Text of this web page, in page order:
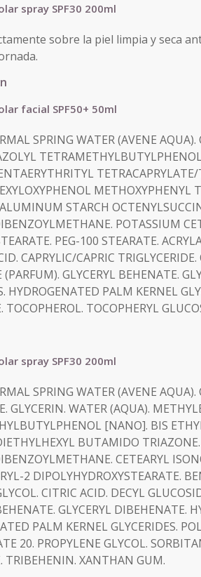
spray SPF30 200ml
sobre la piel limpia y seca
facial SPF50+ 50ml
SPRING WATER (AVENE
STARCH
POTASSIUM
PEG-100 STEARATE.
CAPRYLIC/CAPRIC
(PARFUM). GLYCERYL BEHENATE.
HYDROGENATED PALM KERNEL
TOCOPHEROL. TOCOPHERYL
spray SPF30 200ml
SPRING WATER (AVENE
GLYCERIN. WATER (AQUA).
[NANO]. BIS
BUTAMIDO
CETEARYL
2 DIPOLYHYDROXYSTEARATE.
CITRIC ACID. DECYL
GLYCERYL DIBEHENATE.
PALM KERNEL GLYCERIDES.
20. PROPYLENE GLYCOL.
TRIBEHENIN. XANTHAN GUM.